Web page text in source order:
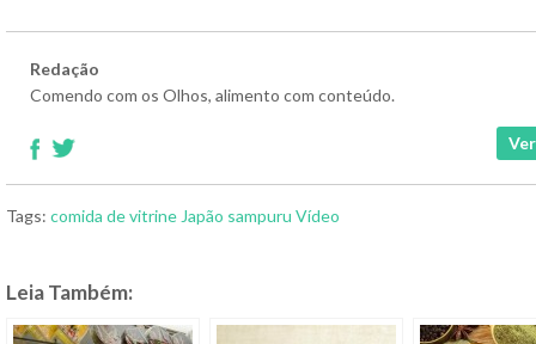
Redação
Comendo com os Olhos, alimento com conteúdo.
Tags: comida de vitrine Japão sampuru Vídeo
Leia Também: